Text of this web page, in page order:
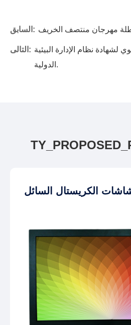
السابق: مهرجان منتصف الخريف
التالى: لشهادة نظام الإدارة البيئية
الدولية.
الكريستال السائل